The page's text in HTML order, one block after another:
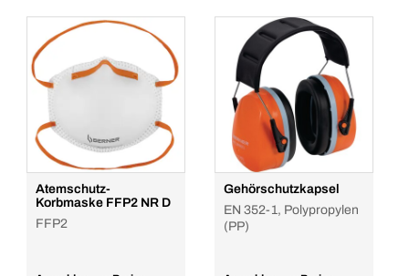
Atemschutz-
Korbmaske FFP2 NR D
FFP2
Gehörschutzkapsel
EN 352-1, Polypropylen
(PP)